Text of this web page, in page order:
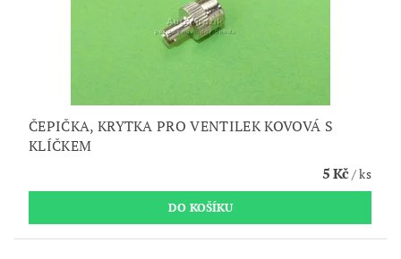
ČEPIČKA, KRYTKA PRO VENTILEK KOVOVÁ S
KLÍČKEM
5 Kč/ ks